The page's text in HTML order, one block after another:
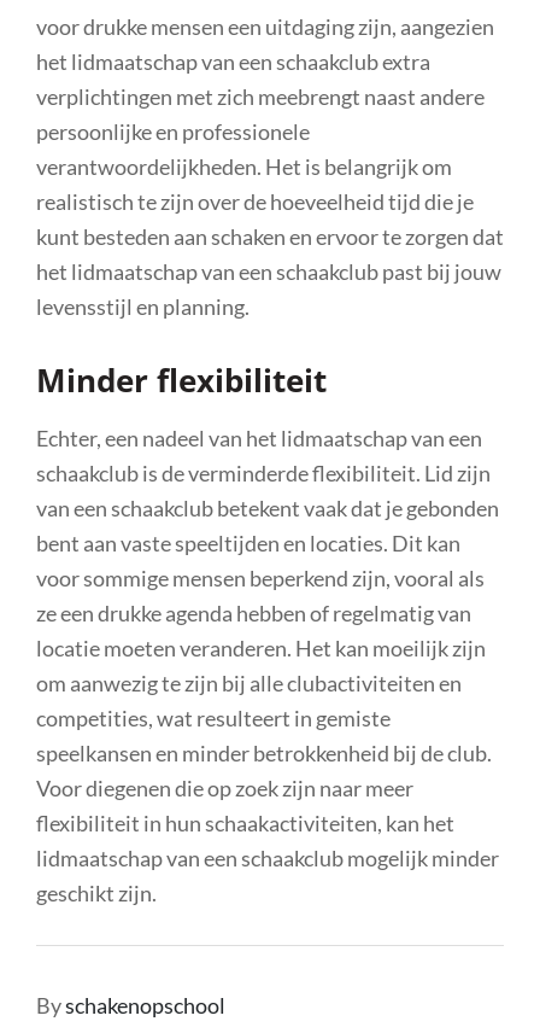
voor drukke mensen een uitdaging zijn, aangezien
het lidmaatschap van een schaakclub extra
verplichtingen met zich meebrengt naast andere
persoonlijke en professionele
verantwoordelijkheden. Het is belangrijk om
realistisch te zijn over de hoeveelheid tijd die je
kunt besteden aan schaken en ervoor te zorgen dat
het lidmaatschap van een schaakclub past bij jouw
levensstijl en planning.
Minder flexibiliteit
Echter, een nadeel van het lidmaatschap van een
schaakclub is de verminderde flexibiliteit. Lid zijn
van een schaakclub betekent vaak dat je gebonden
bent aan vaste speeltijden en locaties. Dit kan
voor sommige mensen beperkend zijn, vooral als
ze een drukke agenda hebben of regelmatig van
locatie moeten veranderen. Het kan moeilijk zijn
om aanwezig te zijn bij alle clubactiviteiten en
competities, wat resulteert in gemiste
speelkansen en minder betrokkenheid bij de club.
Voor diegenen die op zoek zijn naar meer
flexibiliteit in hun schaakactiviteiten, kan het
lidmaatschap van een schaakclub mogelijk minder
geschikt zijn.
Byschakenopschool